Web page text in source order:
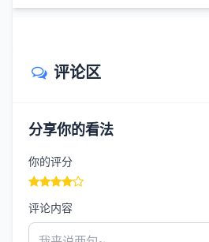
评论区
分享你的看法
你的评分
评论内容